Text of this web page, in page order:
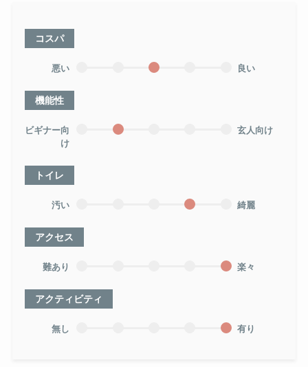
コスパ
悪い 良い
機能性
ビギナー向
け
玄人向け
トイレ
汚い 綺麗
アクセス
難あり 楽々
アクティビティ
無し 有り